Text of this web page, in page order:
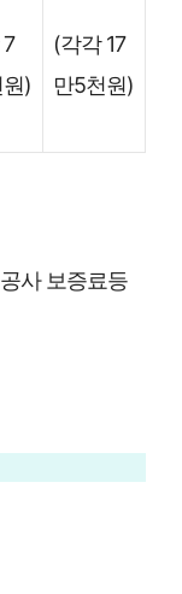
)
(각각 17
만5천원)
사 보증료등